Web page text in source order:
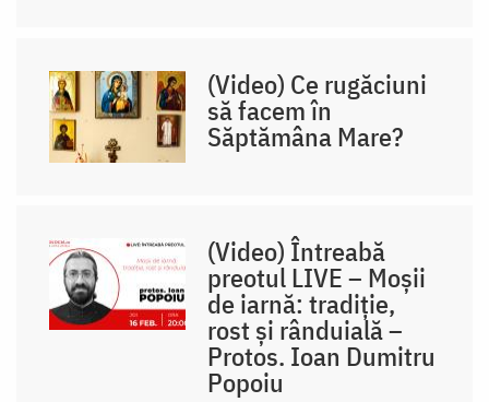
(Video) Ce rugăciuni
să facem în
Săptămâna Mare?
(Video) Întreabă
preotul LIVE – Moșii
de iarnă: tradiție,
rost și rânduială –
Protos. Ioan Dumitru
Popoiu